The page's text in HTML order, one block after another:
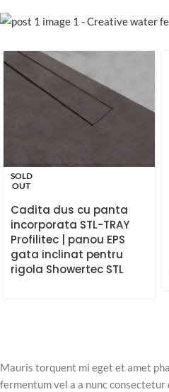
SOLD
OUT
Cadita dus cu panta
incorporata STL-TRAY
Profilitec | panou EPS
gata inclinat pentru
rigola Showertec STL
Mauris torquent mi eget et amet
fermentum vel a a nunc